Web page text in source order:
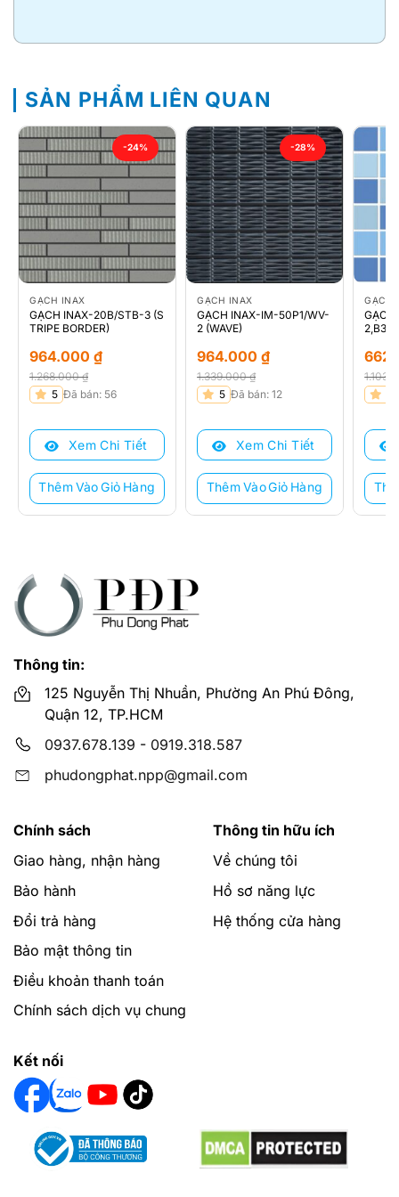
SẢN PHẨM LIÊN QUAN
-24%
GẠCH INAX
GẠCH INAX-20B/STB-3 (S
TRIPE BORDER)
1.268.000₫
Giá
là:
1.268.000 ₫.
964.000 ₫
Giá
tại
964.000 ₫.
5 Đã bán: 56
Xem Chi Tiết
Thêm Vào Giỏ Hàng
-28%
GẠCH INAX
GẠCH INAX-IM-50P1/WV-
2 (WAVE)
1.339.000₫
Giá
là:
1.339.000 ₫.
964.000₫
Giá
tại
964.000 ₫.
5 Đã bán: 12
Xem Chi Tiết
Thêm Vào Giỏ Hàng
GẠCH
GẠCH
2,B3
Giá
là:
Giá
tại
Thông tin:
125 Nguyễn Thị Nhuần, Phường An Phú Đông,
Quận 12, TP.HCM
0937.678.139 - 0919.318.587
phudongphat.npp@gmail.com
Chính sách
Giao hàng, nhận hàng
Bảo hành
Đổi trả hàng
Bảo mật thông tin
Điều khoản thanh toán
Chính sách dịch vụ chung
Thông tin hữu ích
Về chúng tôi
Hồ sơ năng lực
Hệ thống cửa hàng
Kết nối